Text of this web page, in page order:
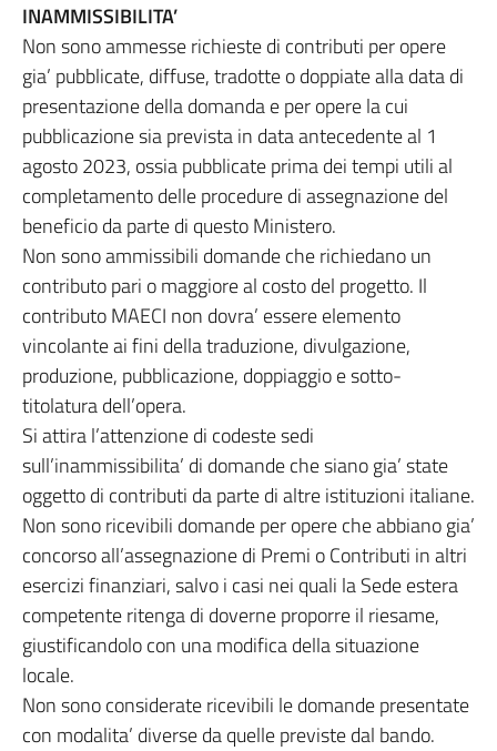
INAMMISSIBILITA’
Non sono ammesse richieste di contributi per opere
gia’ pubblicate, diffuse, tradotte o doppiate alla data di
presentazione della domanda e per opere la cui
pubblicazione sia prevista in data antecedente al 1
agosto 2023, ossia pubblicate prima dei tempi utili al
completamento delle procedure di assegnazione del
beneficio da parte di questo Ministero.
Non sono ammissibili domande che richiedano un
contributo pari o maggiore al costo del progetto. Il
contributo MAECI non dovra’ essere elemento
vincolante ai fini della traduzione, divulgazione,
produzione, pubblicazione, doppiaggio e sotto-
titolatura dell’opera.
Si attira l’attenzione di codeste sedi
sull’inammissibilita’ di domande che siano gia’ state
oggetto di contributi da parte di altre istituzioni italiane.
Non sono ricevibili domande per opere che abbiano gia’
concorso all’assegnazione di Premi o Contributi in altri
esercizi finanziari, salvo i casi nei quali la Sede estera
competente ritenga di doverne proporre il riesame,
giustificandolo con una modifica della situazione
locale.
Non sono considerate ricevibili le domande presentate
con modalita’ diverse da quelle previste dal bando.